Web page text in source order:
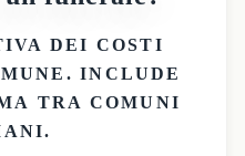
DEI COSTI
. INCLUDE
TRA COMUNI